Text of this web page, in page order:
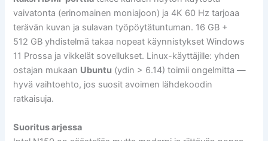
vaivatonta (erinomainen moniajoon) ja 4K 60 Hz tarjoaa
terävän kuvan ja sulavan työpöytätuntuman. 16 GB +
512 GB yhdistelmä takaa nopeat käynnistykset Windows
11 Prossa ja vikkelät sovellukset. Linux-käyttäjille: yhden
ostajan mukaan Ubuntu (ydin > 6.14) toimii ongelmitta —
hyvä vaihtoehto, jos suosit avoimen lähdekoodin
ratkaisuja.
Suoritus arjessa